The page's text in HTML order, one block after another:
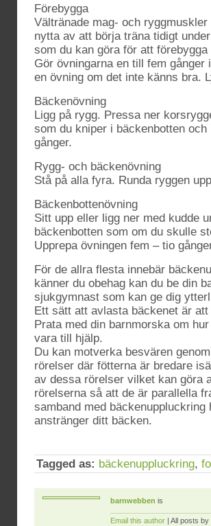
Förebygga
Vältränade mag- och
nytta av att börja träna tidigt
som du kan göra för att
Gör övningarna en till fem
en övning om det inte känns bra.
Bäckenövning
Ligg på rygg. Pressa ner
som du kniper i bäckenbotten
gånger.
Rygg- och bäckenövning
Stå på alla fyra. Runda ryggen
Bäckenbottenövning
Sitt upp eller ligg ner med kudde
bäckenbotten som om du skulle
Upprepa övningen fem – tio
För de allra flesta innebär
känner du obehag kan du be din
sjukgymnast som kan ge dig
Ett sätt att avlasta bäckenet är
Prata med din barnmorska om
vara till hjälp.
Du kan motverka besvären
rörelser där fötterna är bredare
av dessa rörelser vilket kan göra
rörelserna så att de är parallella
samband med
anstränger ditt bäcken.
Tagged as: bäckenuppluckring,
barnwebben is
Email this author | All posts by